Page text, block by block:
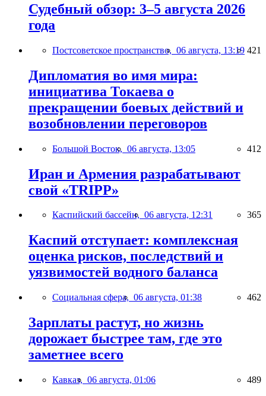
Судебный обзор: 3–5 августа 2026
года
Постсоветское пространство, 06 августа, 13:19 421
Дипломатия во имя мира:
инициатива Токаева о
прекращении боевых действий и
возобновлении переговоров
Большой Восток, 06 августа, 13:05 412
Иран и Армения разрабатывают
свой «TRIPP»
Каспийский бассейн, 06 августа, 12:31 365
Каспий отступает: комплексная
оценка рисков, последствий и
уязвимостей водного баланса
Социальная сфера, 06 августа, 01:38 462
Зарплаты растут, но жизнь
дорожает быстрее там, где это
заметнее всего
Кавказ, 06 августа, 01:06 489